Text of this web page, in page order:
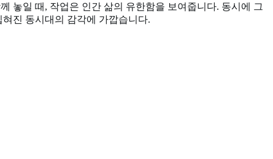
놓일 때, 작업은 인간 삶의 유한함을 보여줍니다. 동시에 그
진 동시대의 감각에 가깝습니다.